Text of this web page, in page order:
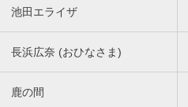
池田エライザ
長浜広奈 (おひなさま)
鹿の間